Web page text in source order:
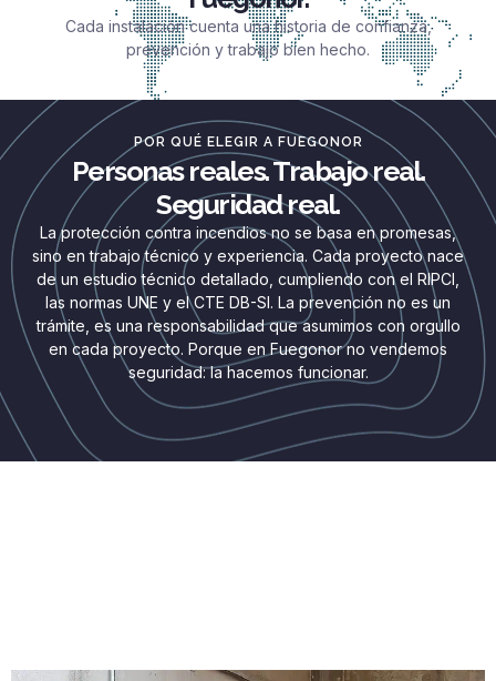
Cada instalación cuenta una historia de confianza,
prevención y trabajo bien hecho.
POR QUÉ ELEGIR A FUEGONOR
Personas reales. Trabajo real.
Seguridad real.
La protección contra incendios no se basa en promesas,
sino en trabajo técnico y experiencia. Cada proyecto nace
de un estudio técnico detallado, cumpliendo con el RIPCI,
las normas UNE y el CTE DB-SI. La prevención no es un
trámite, es una responsabilidad que asumimos con orgullo
en cada proyecto. Porque en Fuegonor no vendemos
seguridad: la hacemos funcionar.